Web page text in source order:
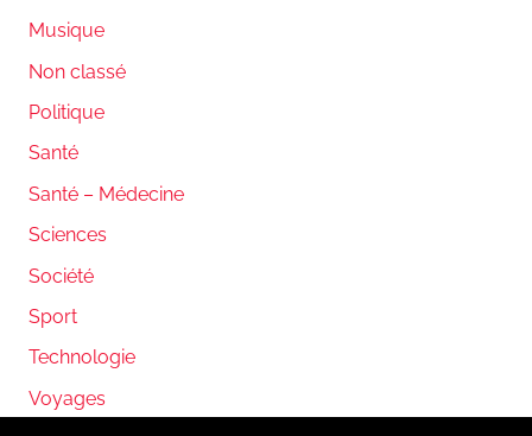
Musique
Non classé
Politique
Santé
Santé – Médecine
Sciences
Société
Sport
Technologie
Voyages